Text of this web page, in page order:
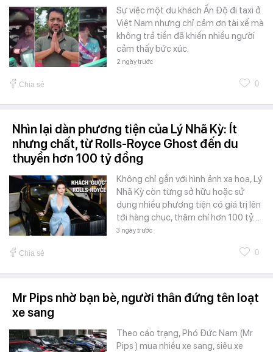
Sự việc một du khách Ấn Độ đi taxi ở
Việt Nam nhưng chỉ cảm ơn tài xế mà
không trả tiền đã khiến nhiều người
cảm thấy bức xúc.
2 ngày trước
Chia sẻ 0
Nhìn lại dàn phương tiện của Lý Nhã Kỳ: Ít
nhưng chất, từ Rolls-Royce Ghost đến du
thuyền hơn 100 tỷ đồng
Không chỉ gắn với hình ảnh xa hoa, Lý
Nhã Kỳ còn từng sở hữu hoặc sử
dụng nhiều phương tiện có giá trị lên
tới hàng chục, thậm chí hơn 100 tỷ…
3 ngày trước
Chia sẻ 0
Mr Pips nhờ bạn bè, người thân đứng tên loạt
xe sang
Theo cáo trạng, Phó Đức Nam (Mr
Pips ) mua nhiều xe sang, siêu xe